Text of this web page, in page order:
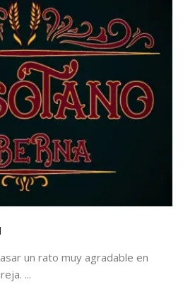
un rato muy agradable en
...